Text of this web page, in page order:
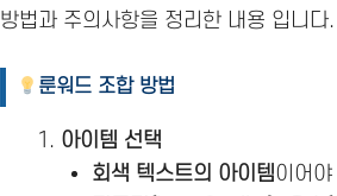
방법과 주의사항을 정리한 내용 입니다.
룬워드 조합 방법
아이템 선택
회색 텍스트의 아이템이어